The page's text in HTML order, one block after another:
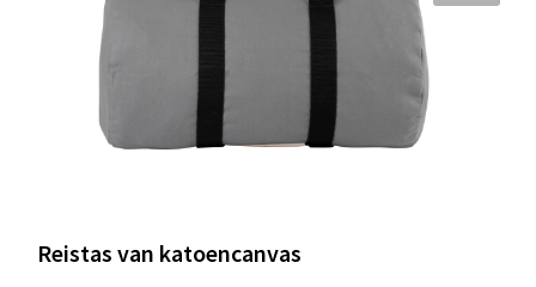
Reistas van katoencanvas